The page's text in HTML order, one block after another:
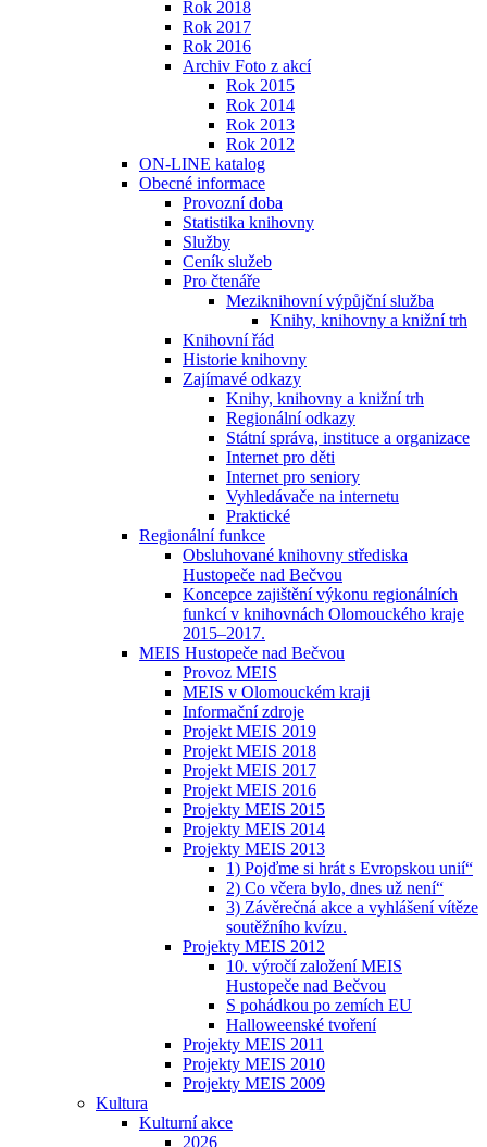
Rok 2018
Rok 2017
Rok 2016
Archiv Foto z akcí
Rok 2015
Rok 2014
Rok 2013
Rok 2012
ON-LINE katalog
Obecné informace
Provozní doba
Statistika knihovny
Služby
Ceník služeb
Pro čtenáře
Meziknihovní výpůjční služba
Knihy, knihovny a knižní trh
Knihovní řád
Historie knihovny
Zajímavé odkazy
Knihy, knihovny a knižní trh
Regionální odkazy
Státní správa, instituce a organizace
Internet pro děti
Internet pro seniory
Vyhledávače na internetu
Praktické
Regionální funkce
Obsluhované knihovny střediska
Hustopeče nad Bečvou
Koncepce zajištění výkonu regionálních
funkcí v knihovnách Olomouckého kraje
2015–2017.
MEIS Hustopeče nad Bečvou
Provoz MEIS
MEIS v Olomouckém kraji
Informační zdroje
Projekt MEIS 2019
Projekt MEIS 2018
Projekt MEIS 2017
Projekt MEIS 2016
Projekty MEIS 2015
Projekty MEIS 2014
Projekty MEIS 2013
1) Pojďme si hrát s Evropskou unií“
2) Co včera bylo, dnes už není“
3) Závěrečná akce a vyhlášení vítěze
soutěžního kvízu.
Projekty MEIS 2012
10. výročí založení MEIS
Hustopeče nad Bečvou
S pohádkou po zemích EU
Halloweenské tvoření
Projekty MEIS 2011
Projekty MEIS 2010
Projekty MEIS 2009
Kultura
Kulturní akce
2026